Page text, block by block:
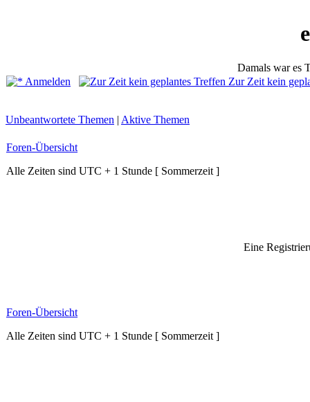
Damals war es
Anmelden
Zur Zeit kein
Unbeantwortete Themen | Aktive Themen
Foren-Übersicht
Alle Zeiten sind UTC + 1 Stunde [ Sommerzeit ]
Eine
Foren-Übersicht
Alle Zeiten sind UTC + 1 Stunde [ Sommerzeit ]